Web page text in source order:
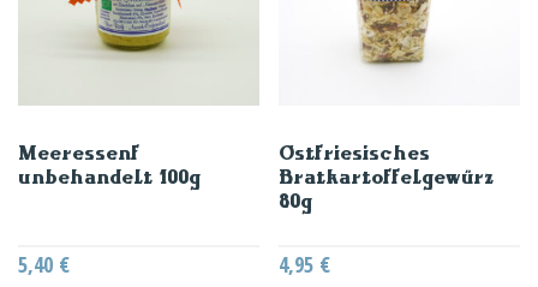
Meeressenf
unbehandelt 100g
5,40 €
Ostfriesisches
Bratkartoffelgewürz
80g
4,95 €